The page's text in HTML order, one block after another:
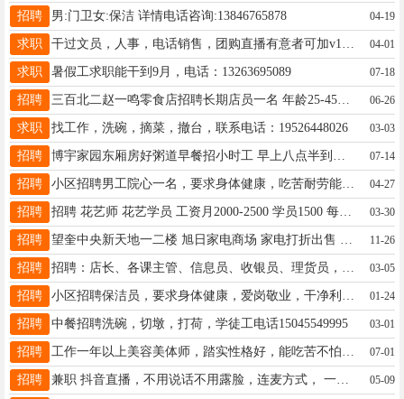
招聘 男:门卫女:保洁 详情电话咨询:13846765878 04-19
求职 04-01
求职 暑假工求职能干到9月，电话：13263695089 07-18
招聘 三百北二赵一鸣零食店招聘长期店员一名 年龄25-45之间，能吃苦耐劳，服从管理，月薪2800+200 两班倒早8晚6，下午13点到晚上11点短期勿扰13265932555微信同 06-26
求职 找工作，洗碗，摘菜，撤台，联系电话：19526448026 03-03
招聘 07-14
招聘 小区招聘男工院心一名，要求身体健康，吃苦耐劳能长期工作，具体事宜面谈，招聘电话15636502212 04-27
招聘 招聘 花艺师 花艺学员 工资月2000-2500 学员1500 每月两天带薪假 早八晚五点半 中午供饭 地址二百北二路口又见花开 电话15326555099 03-30
招聘 11-26
招聘 03-05
招聘 01-24
招聘 中餐招聘洗碗，切墩，打荷，学徒工电话15045549995 03-01
招聘 07-01
招聘 兼职 抖音直播，不用说话不用露脸，连麦方式， 一小时20，嫌弃少的勿扰 ➕薇16646402587 05-09